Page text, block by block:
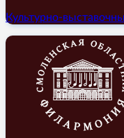
Культурно-